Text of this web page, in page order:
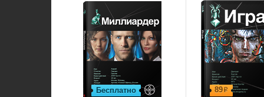
Бесплатно 89р